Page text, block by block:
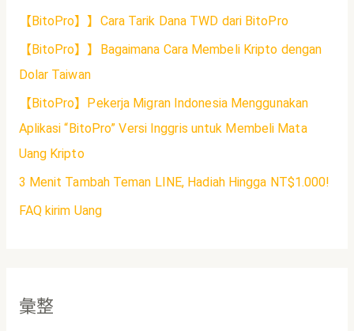
【BitoPro】】Cara Tarik Dana TWD dari BitoPro
【BitoPro】】Bagaimana Cara Membeli Kripto dengan
Dolar Taiwan
【BitoPro】Pekerja Migran Indonesia Menggunakan
Aplikasi “BitoPro” Versi Inggris untuk Membeli Mata
Uang Kripto
3 Menit Tambah Teman LINE, Hadiah Hingga NT$1.000!
FAQ kirim Uang
彙整